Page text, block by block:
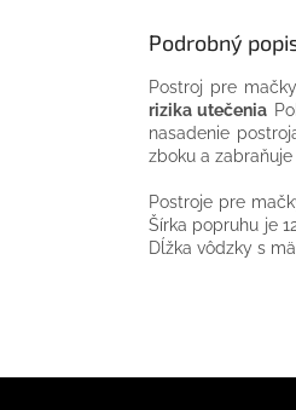
Podrobný
Postroj pre mačky
rizika utečenia
nasadenie
zboku a
Postroje pre
Šírka popruhu je
Dĺžka vôdzky s